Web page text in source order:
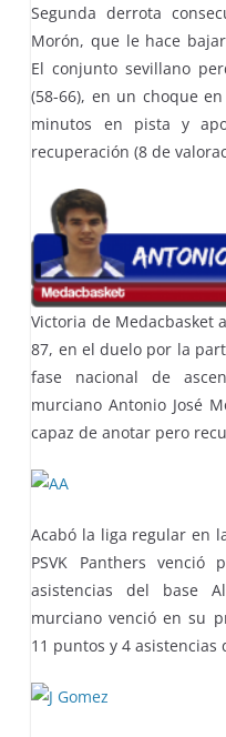
Segunda derrota
Morón, que le hace
El conjunto sevillano
(58-66), en un choque
minutos en pista y
recuperación (8 de
Victoria de Medacbasket
87, en el duelo por la
fase nacional de
murciano Antonio José
capaz de anotar pero
Acabó la liga regular en
PSVK Panthers
asistencias del base
murciano venció en su
11 puntos y 4 asistencias